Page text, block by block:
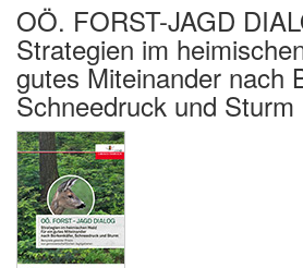
OÖ. FORST-JAGD
Strategien im
gutes Miteinander nach
Schneedruck und Sturm